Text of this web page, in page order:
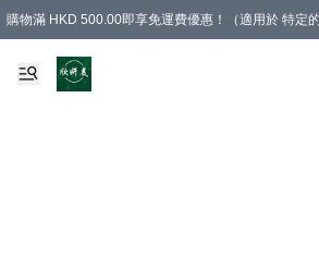
購物滿 HKD 500.00即享免運費優惠！（適用於 特定